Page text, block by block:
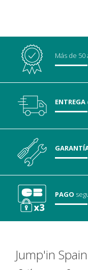
Más de 50
ENTREGA
PAGO
Jump'in Spain